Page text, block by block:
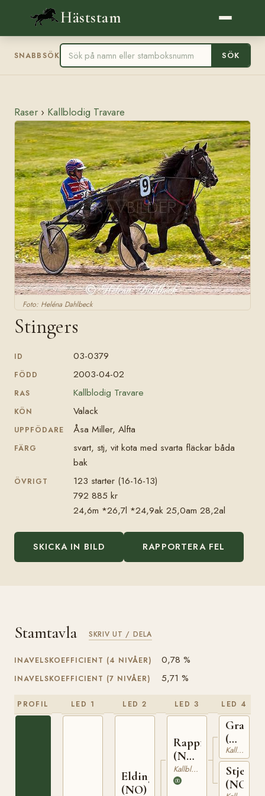
Häststam
SNABBSÖK SÖK
Raser › Kallblodig Travare
Foto: Heléna Dahlbeck
Stingers
ID 03-0379
FÖDD 2003-04-02
RAS Kallblodig Travare
KÖN Valack
UPPFÖDARE Åsa Miller, Alfta
FÄRG
svart, stj, vit kota med svarta fläckar båda
bak
ÖVRIGT
123 starter (16-16-13)
792 885 kr
24,6m *26,7l *24,9ak 25,0am 28,2al
SKICKA IN BILD RAPPORTERA FEL
Stamtavla SKRIV UT / DELA
INAVELSKOEFFICIENT (4 NIVÅER) 0,78 %
INAVELSKOEFFICIENT (7 NIVÅER) 5,71 %
PROFIL LED 1 LED 2
Elding
(NO)
LED 3
Rappfot
(NO)
NT
75
Kallblodig Travare
LED 4
(NO)
NT
52
Kallblodig Travare
(NO)